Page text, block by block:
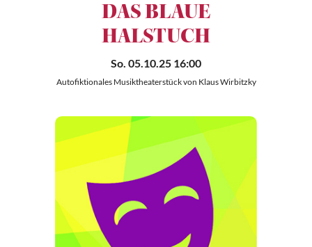
DAS BLAUE
HALSTUCH
So. 05.10.25 16:00
Autofiktionales Musiktheaterstück von Klaus Wirbitzky